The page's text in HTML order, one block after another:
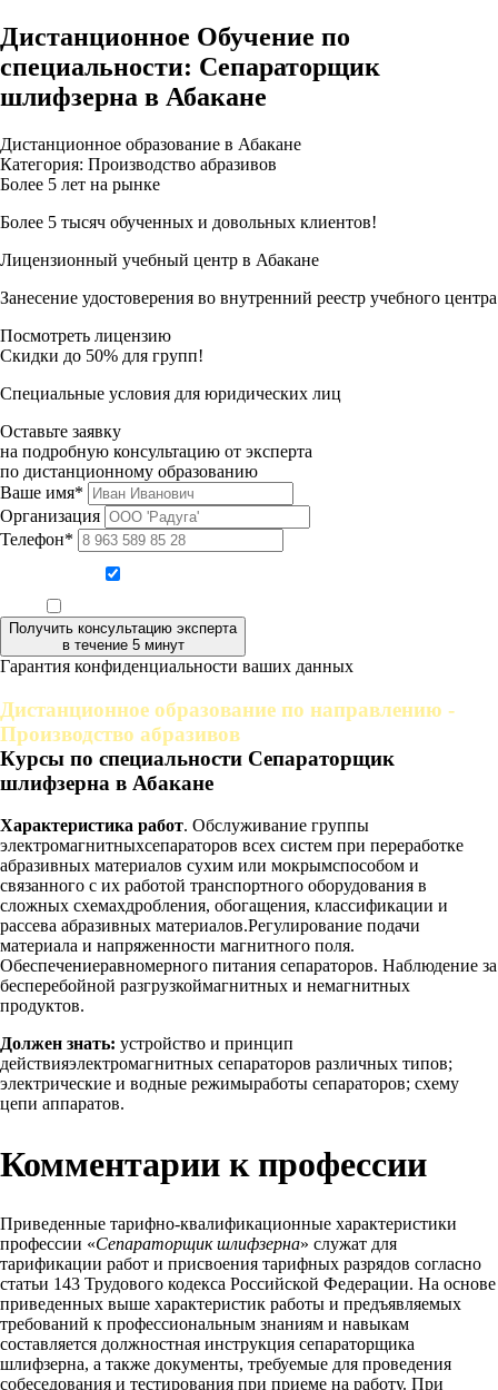
Дистанционное Обучение по
специальности: Сепараторщик
шлифзерна в Абакане
Дистанционное образование в Абакане
Категория: Производство абразивов
Более 5 лет на рынке
Более 5 тысяч обученных и довольных клиентов!
Лицензионный учебный центр в Абакане
Занесение удостоверения во внутренний реестр учебного центра
Посмотреть лицензию
Скидки до 50% для групп!
Специальные условия для юридических лиц
Оставьте заявку
на подробную консультацию от эксперта
по дистанционному образованию
Ваше имя*
Организация
Телефон*
Получить консультацию эксперта
в течение 5 минут
Гарантия конфиденциальности ваших данных
Дистанционное образование по направлению -
Производство абразивов
Курсы по специальности Сепараторщик
шлифзерна в Абакане
Характеристика работ. Обслуживание группы
электромагнитныхсепараторов всех систем при переработке
абразивных материалов сухим или мокрымспособом и
связанного с их работой транспортного оборудования в
сложных схемахдробления, обогащения, классификации и
рассева абразивных материалов.Регулирование подачи
материала и напряженности магнитного поля.
Обеспечениеравномерного питания сепараторов. Наблюдение за
бесперебойной разгрузкоймагнитных и немагнитных
продуктов.
Должен знать: устройство и принцип
действияэлектромагнитных сепараторов различных типов;
электрические и водные режимыработы сепараторов; схему
цепи аппаратов.
Комментарии к профессии
Приведенные тарифно-квалификационные характеристики
профессии «Сепараторщик шлифзерна» служат для
тарификации работ и присвоения тарифных разрядов согласно
статьи 143 Трудового кодекса Российской Федерации. На основе
приведенных выше характеристик работы и предъявляемых
требований к профессиональным знаниям и навыкам
составляется должностная инструкция сепараторщика
шлифзерна, а также документы, требуемые для проведения
собеседования и тестирования при приеме на работу. При